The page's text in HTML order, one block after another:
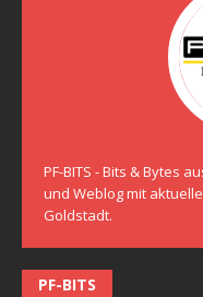
PF-BITS - Bits & Bytes
und Weblog mit
Goldstadt.
PF-BITS